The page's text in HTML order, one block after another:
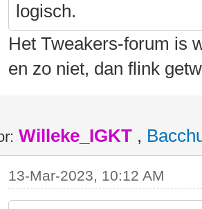
logisch.
Het Tweakers-forum is
en zo niet, dan flink
Willeke_IGKT ,
13-Mar-2023, 10:12 AM